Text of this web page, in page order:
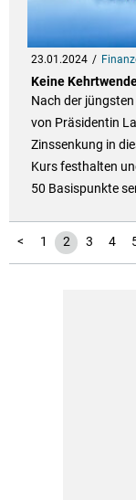
23.01.2024
Keine
Nach der
von Präsidentin
Zinssenkung in
Kurs festhalten
50 Basispunkte
< 1 2 3 4